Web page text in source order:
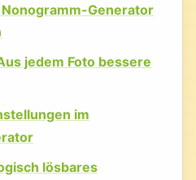
Generator
jedem Foto bessere
im
lösbares